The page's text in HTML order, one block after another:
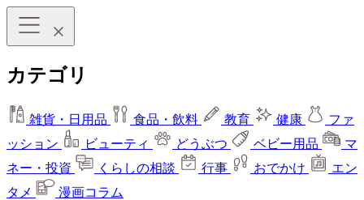
カテゴリ
雑貨・日用品 食品・飲料 教育 健康
ファ
ッション
ビューティ どうぶつ ベビー用品
マ
ネー・投資
くらしの相談 行事 おでかけ
エン
タメ
漫画コラム